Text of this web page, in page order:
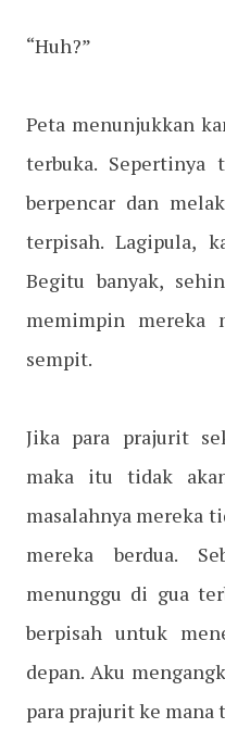
“Huh?”
Peta menunjukkan
terbuka. Sepertinya
berpencar dan
terpisah. Lagipula,
Begitu banyak,
memimpin mereka
sempit.
Jika para prajurit
maka itu tidak
masalahnya mereka
mereka berdua.
menunggu di gua
berpisah untuk
depan. Aku
para prajurit ke mana